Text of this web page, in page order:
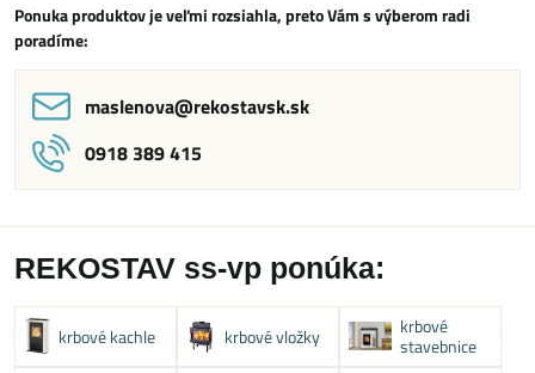
Ponuka produktov je veľmi rozsiahla, preto Vám s výberom radi
poradíme:
maslenova​@rekostavsk​.sk
0918 389 415
REKOSTAV ss-vp ponúka:
krbové kachle krbové vložky
krbové
stavebnice